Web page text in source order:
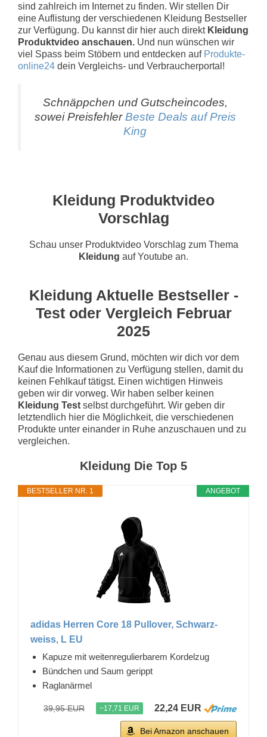
sind zahlreich im Internet zu finden. Wir stellen Dir
eine Auflistung der verschiedenen Kleidung Bestseller
zur Verfügung. Du kannst dir hier auch direkt Kleidung
Produktvideo anschauen. Und nun wünschen wir
viel Spass beim Stöbern und entdecken auf Produkte-
online24 dein Vergleichs- und Verbraucherportal!
Schnäppchen und Gutscheincodes,
sowei Preisfehler Beste Deals auf Preis
King
Kleidung Produktvideo
Vorschlag
Schau unser Produktvideo Vorschlag zum Thema
Kleidung auf Youtube an.
Kleidung Aktuelle Bestseller -
Test oder Vergleich Februar
2025
Genau aus diesem Grund, möchten wir dich vor dem
Kauf die Informationen zu Verfügung stellen, damit du
keinen Fehlkauf tätigst. Einen wichtigen Hinweis
geben wir dir vorweg. Wir haben selber keinen
Kleidung Test selbst durchgeführt. Wir geben dir
letztendlich hier die Möglichkeit, die verschiedenen
Produkte unter einander in Ruhe anzuschauen und zu
vergleichen.
Kleidung Die Top 5
ANGEBOT
BESTSELLER NR. 1
adidas Herren Core 18 Pullover, Schwarz-
weiss, L EU
Kapuze mit weitenregulierbarem Kordelzug
Bündchen und Saum gerippt
Raglanärmel
39,95 EUR −17,71 EUR 22,24 EUR
Bei Amazon anschauen